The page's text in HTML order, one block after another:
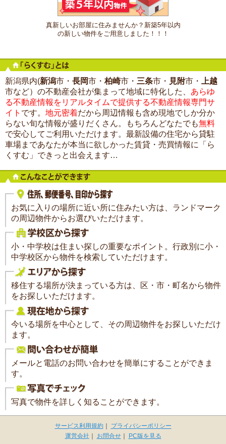
真新しいお部屋に住みませんか？新築5年以内
の新しい物件をご用意しました！！！
新潟県内(新潟市・ 長岡市・柏崎市・ 三条市・ 見附市・
上越
市など）の不動産会社が集まって地域に特化した、 あらゆ
る不動産情報をリアルタイムで提供する不動産情報専門サ
イト です。 地元密着だから周辺情報も含め現地でしか分か
らない旬な情報が盛りだくさん。もちろんどなたでも無料
で安心してご利用いただけます。最新設備の住宅から貸駐
車場まであなたが本当に欲しかった賃貸・売買情報に「ら
くすむ」できっと出会えます…
お気に入りの場所に近い所に住みたい方は、ランドマーク
の周辺物件からお選びいただけます。
小・中学校は住まい探しの重要なポイント。行政別に小・
中学校区から物件を検索していただけます。
移住する場所が決まっている方は、区・市・町名から物件
をお探しいただけます。
今いる場所を中心として、その周辺物件をお探しいただけ
ます。
メールと電話のお問い合わせを簡単にすることができま
す。
写真で物件を詳しく知ることができます。
サービス利用規約｜
プライバシーポリシー
運営会社 ｜ お問合せ｜ PC版を見る